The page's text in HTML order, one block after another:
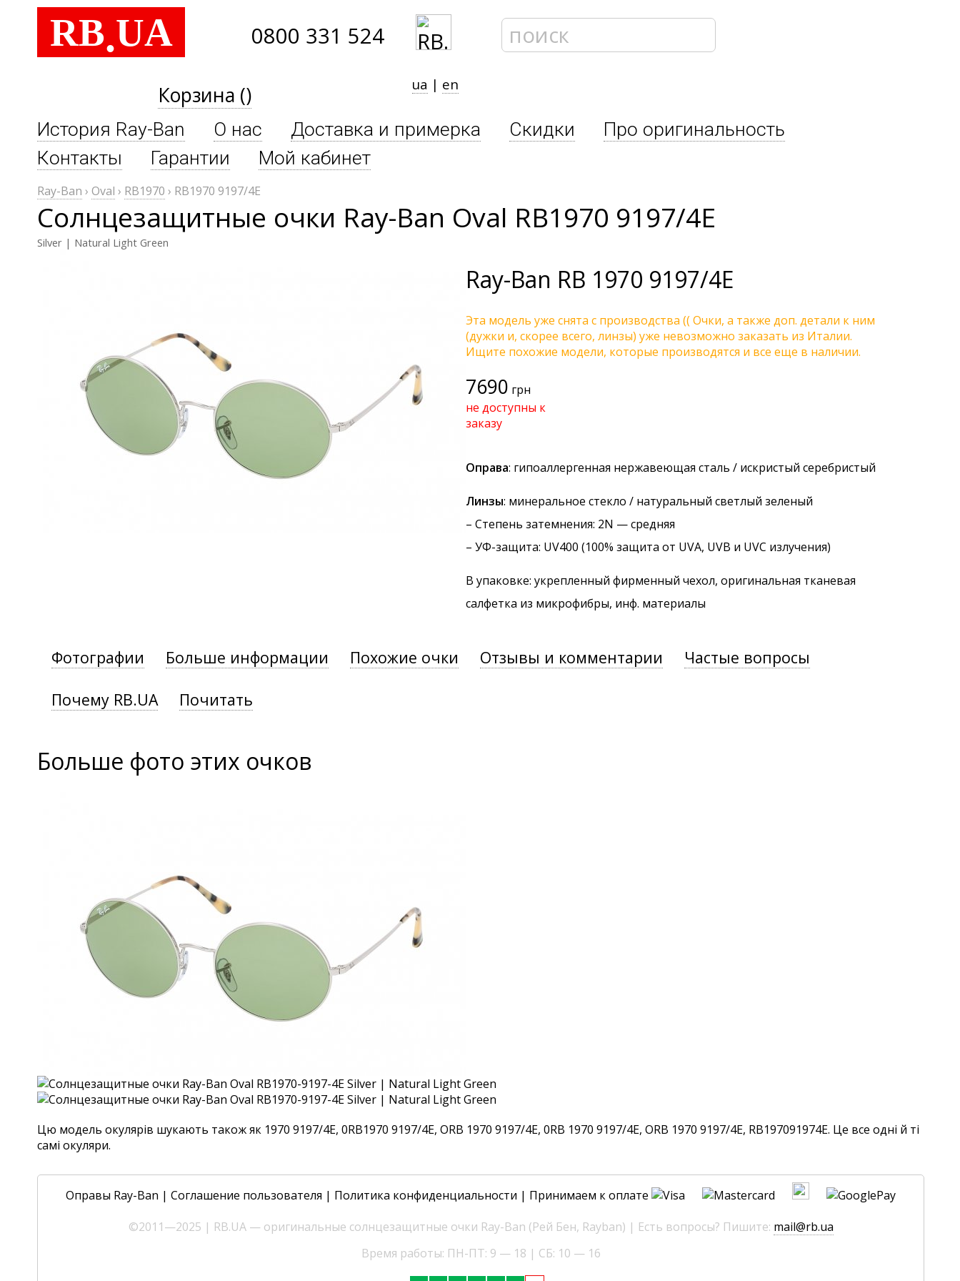
RB.UA 0800 331 524
Корзина () ua | en
История Ray-Ban О нас Доставка и примерка Скидки
Про оригинальность
Контакты
Гарантии Мой кабинет
Ray-Ban › Oval › RB1970 › RB1970 9197/4E
Солнцезащитные очки Ray-Ban Oval RB1970 9197/4E
Silver | Natural Light Green
Ray-Ban RB 1970 9197/4E
Эта модель уже снята с производства (( Очки, а также доп. детали к ним
(дужки и, скорее всего, линзы) уже невозможно заказать из Италии.
Ищите похожие модели, которые производятся и все еще в наличии.
7690 грн
не доступны к
заказу
Оправа: гипоаллергенная нержавеющая сталь / искристый серебристый
Линзы: минеральное стекло / натуральный светлый зеленый
– Степень затемнения: 2N — средняя
– УФ-защита: UV400 (100% защита от UVA, UVB и UVC излучения)
В упаковке: укрепленный фирменный чехол, оригинальная тканевая
салфетка из микрофибры, инф. материалы
Фотографии Больше информации Похожие очки Отзывы и комментарии Частые вопросы
Почему RB.UA Почитать
Больше фото этих очков
Цю модель окулярів шукають також як 1970 9197/4E, 0RB1970 9197/4E, ORB 1970 9197/4E, 0RB 1970 9197/4E, ORB 1970 9197/4E, RB197091974E. Це все одні й ті
самі окуляри.
Оправы Ray-Ban | Соглашение пользователя | Политика конфиденциальности | Принимаем к оплате
©2011—2025 | RB.UA — оригинальные солнцезащитные очки Ray-Ban (Рей Бен, Rayban) | Есть вопросы? Пишите: mail@rb.ua
Время работы: ПН-ПТ: 9 — 18 | СБ: 10 — 16